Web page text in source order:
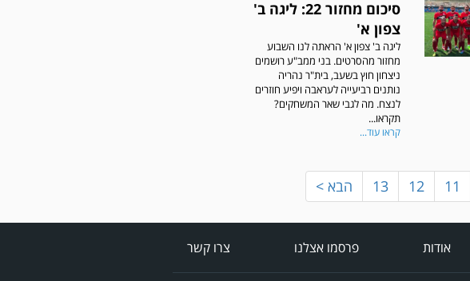
סיכום מחזור 22: ליגה ב'
צפון א'
ליגה ב' צפון א' הראתה לנו השבוע
מחזור מהסרטים. בני ממב"ע רושמים
ניצחון חוץ בשעב, בית"ר נהריה
נותנים רביעייה לעראבה ויפיע חוזרים
לנצח. מה לגבי שאר המשחקים?
תקראו...
קראו עוד...
11
12
13 הבא >
אודות פרסמו אצלנו צרו קשר